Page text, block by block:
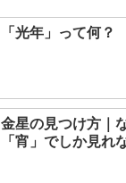
「光年」って何？
金星の見つけ方｜
「宵」でしか見れ